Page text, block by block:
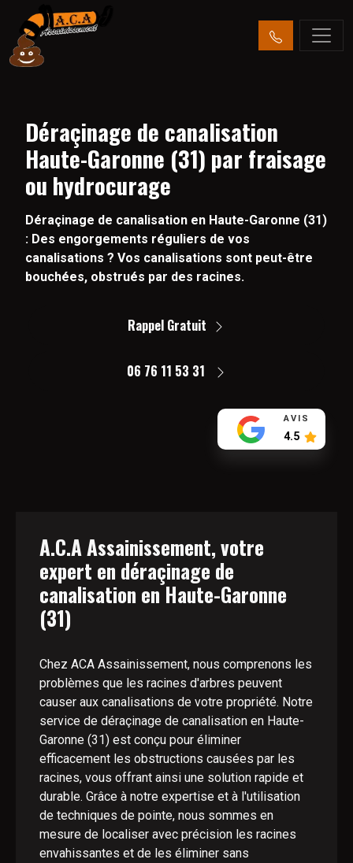
Déraçinage de canalisation
Haute-Garonne (31) par fraisage
ou hydrocurage
Déraçinage de canalisation en Haute-Garonne (31)
: Des engorgements réguliers de vos
canalisations ? Vos canalisations sont peut-être
bouchées, obstrués par des racines.
Rappel Gratuit
06 76 11 53 31
AVIS
4.5
A.C.A Assainissement, votre
expert en déraçinage de
canalisation en Haute-Garonne
(31)
Chez ACA Assainissement, nous comprenons les
problèmes que les racines d'arbres peuvent
causer aux canalisations de votre propriété. Notre
service de déraçinage de canalisation en Haute-
Garonne (31) est conçu pour éliminer
efficacement les obstructions causées par les
racines, vous offrant ainsi une solution rapide et
durable. Grâce à notre expertise et à l'utilisation
de techniques de pointe, nous sommes en
mesure de localiser avec précision les racines
envahissantes et de les éliminer sans